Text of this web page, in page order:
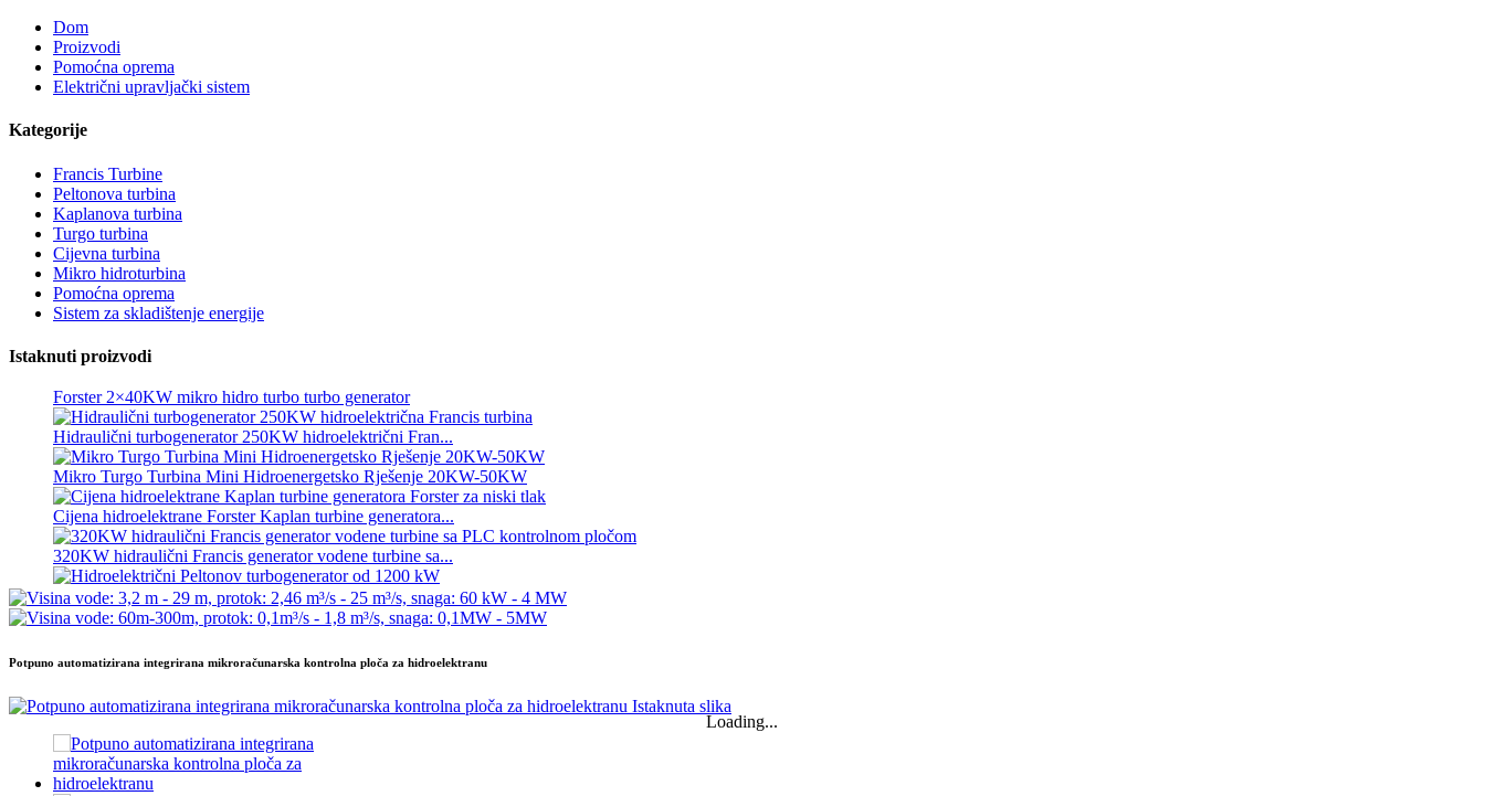
Dom
Proizvodi
Pomoćna oprema
Električni upravljački sistem
Kategorije
Francis Turbine
Peltonova turbina
Kaplanova turbina
Turgo turbina
Cijevna turbina
Mikro hidroturbina
Pomoćna oprema
Sistem za skladištenje energije
Istaknuti proizvodi
Alternativni hidroelektrični generator energije 500KW Fra...
Niski troškovi gradnje Visoka efikasnost Nisko zagrijavanje...
6 metara, 250 kWh i 582 kWh, kontejnerska litijum-jonska baterija...
Mali mikro hidroelektrana sa fiksnim oštricama od 10 kW, 12 kW, 15 kW, 20 kW...
Forster 2×40KW mikro hidro turbo turbo generator
Hidraulični turbogenerator 250KW hidroelektrični Fran...
Mikro Turgo Turbina Mini Hidroenergetsko Rješenje 20KW-50KW
Cijena hidroelektrane Forster Kaplan turbine generatora...
320KW hidraulični Francis generator vodene turbine sa...
Hidroelektrični Peltonov turbogenerator od 1200 kW
Niski troškovi gradnje Visoka efikasnost Nisko zagrijavanje...
6 metara, 250 kWh i 582 kWh, kontejnerska litijum-jonska baterija...
Mali mikro hidroelektrana sa fiksnim oštricama od 10 kW, 12 kW, 15 kW, 20 kW...
Potpuno automatizirana integrirana mikroračunarska kontrolna ploča za hidroelektranu
Loading...